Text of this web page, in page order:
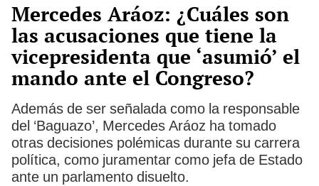
Mercedes Aráoz: ¿Cuáles son
las acusaciones que tiene la
vicepresidenta que ‘asumió’ el
mando ante el Congreso?
Además de ser señalada como la responsable
del ‘Baguazo’, Mercedes Aráoz ha tomado
otras decisiones polémicas durante su carrera
política, como juramentar como jefa de Estado
ante un parlamento disuelto.